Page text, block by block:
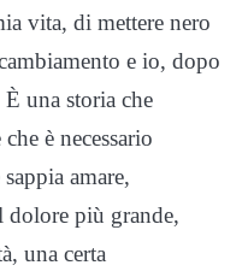
vita, di mettere nero
e io, dopo
una storia che
è necessario
amare,
dolore più grande,
una certa